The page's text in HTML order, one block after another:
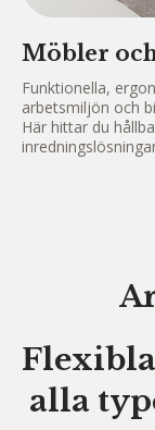
Möbler
Funktionella,
arbetsmiljön och
Här hittar du
alla